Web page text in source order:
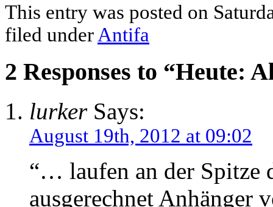
This entry was posted on
filed under Antifa
2 Responses to “Heute:
lurkerSays:
August 19th, 2012 at 09:02
“… laufen an der Spitze
ausgerechnet Anhänger